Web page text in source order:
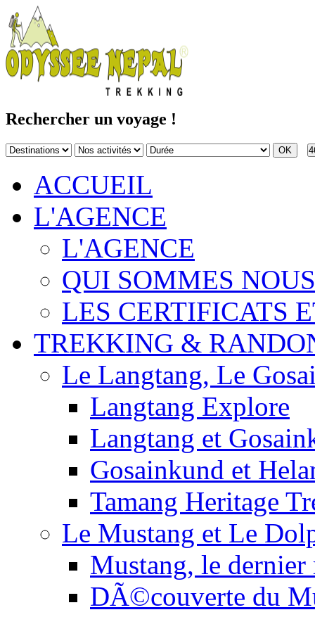
Rechercher un voyage !
ACCUEIL
L'AGENCE
L'AGENCE
QUI SOMMES
LES CERTIFICATS
TREKKING &
Le Langtang, Le
Langtang Explore
Langtang et
Gosainkund et
Tamang Heritage
Le Mustang et Le
Mustang, le
DÃ©couverte du